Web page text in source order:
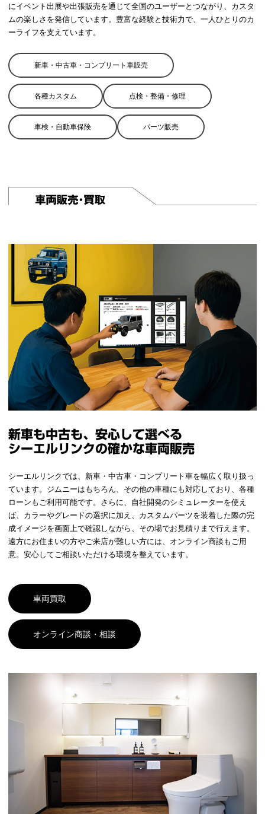
にイベント出展や出張販売を通じて全国のユーザーとつながり、カスタ
ムの楽しさを発信しています。豊富な経験と技術力で、一人ひとりのカ
ーライフを支えています。
新車・中古車・コンプリート車販売
各種カスタム 点検・整備・修理
車検・自動車保険 パーツ販売
新車も中古も、安心して選べる
シーエルリンクの確かな車両販売
シーエルリンクでは、新車・中古車・コンプリート車を幅広く取り扱っ
ています。ジムニーはもちろん、その他の車種にも対応しており、各種
ローンもご利用可能です。さらに、自社開発のシミュレーターを使え
ば、カラーやグレードの選択に加え、カスタムパーツを装着した際の完
成イメージを画面上で確認しながら、その場でお見積りまで行えます。
遠方にお住まいの方やご来店が難しい方には、オンライン商談もご用
意。安心してご相談いただける環境を整えています。
車両買取
オンライン商談・相談